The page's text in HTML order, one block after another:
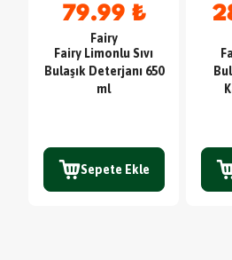
79.99 ₺
Fairy
Fairy Limonlu Sıvı
Bulaşık Deterjanı 650
ml
Sepete Ekle